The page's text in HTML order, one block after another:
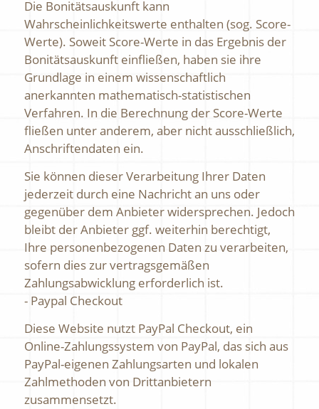
Die Bonitätsauskunft kann
Wahrscheinlichkeitswerte enthalten (sog. Score-
Werte). Soweit Score-Werte in das Ergebnis der
Bonitätsauskunft einfließen, haben sie ihre
Grundlage in einem wissenschaftlich
anerkannten mathematisch-statistischen
Verfahren. In die Berechnung der Score-Werte
fließen unter anderem, aber nicht ausschließlich,
Anschriftendaten ein.
Sie können dieser Verarbeitung Ihrer Daten
jederzeit durch eine Nachricht an uns oder
gegenüber dem Anbieter widersprechen. Jedoch
bleibt der Anbieter ggf. weiterhin berechtigt,
Ihre personenbezogenen Daten zu verarbeiten,
sofern dies zur vertragsgemäßen
Zahlungsabwicklung erforderlich ist.
- Paypal Checkout
Diese Website nutzt PayPal Checkout, ein
Online-Zahlungssystem von PayPal, das sich aus
PayPal-eigenen Zahlungsarten und lokalen
Zahlmethoden von Drittanbietern
zusammensetzt.